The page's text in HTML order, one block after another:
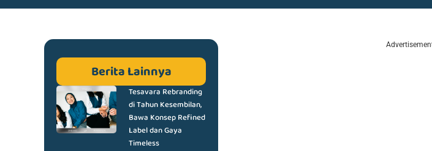
Berita Lainnya
Tesavara Rebranding
di Tahun Kesembilan,
Bawa Konsep Refined
Label dan Gaya
Timeless